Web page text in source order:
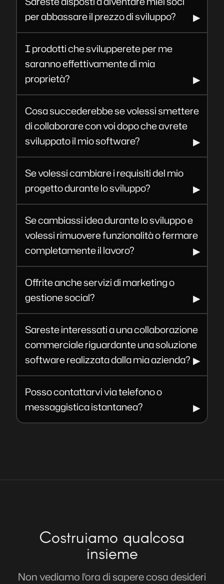
per abbassare il prezzo di sviluppo?
I prodotti che svilupperete per me
saranno effettivamente di mia
proprietà?
Cosa succederebbe se volessi smettere
di collaborare con voi dopo che avrete
sviluppato il mio software?
Se volessi cambiare i requisiti del mio
progetto durante lo sviluppo?
Se cambiassi idea durante lo sviluppo e
volessi rimuovere funzionalità o fermare
completamente il lavoro?
Offrite anche servizi di marketing o
gestione social?
Sareste interessati a una collaborazione
commerciale riguardante una soluzione
software realizzata dalla mia azienda?
Posso contattarvi via telefono o
messaggistica istantanea?
Costruiamo qualcosa
insieme
Non vediamo l'ora di sapere cosa desideri